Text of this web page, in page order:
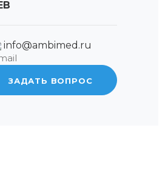
info@ambimed.ru
ЗАДАТЬ ВОПРОС